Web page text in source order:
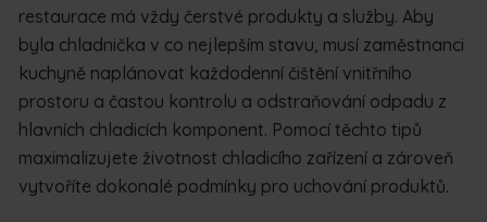
restaurace má vždy čerstvé produkty a služby. Aby
byla chladnička v co nejlepším stavu, musí zaměstnanci
kuchyně naplánovat každodenní čištění vnitřního
prostoru a častou kontrolu a odstraňování odpadu z
hlavních chladicích komponent. Pomocí těchto tipů
maximalizujete životnost chladicího zařízení a zároveň
vytvoříte dokonalé podmínky pro uchování produktů.